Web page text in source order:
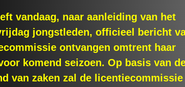
vandaag, naar aanleiding van het
jongstleden, officieel bericht
ontvangen omtrent haar
komend seizoen. Op basis van
van zaken zal de licentiecommissie